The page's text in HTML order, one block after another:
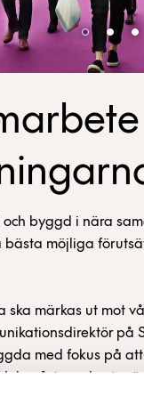
byggd i nära
möjliga
ska märkas ut mot
på
med fokus på
vårt nya kontor